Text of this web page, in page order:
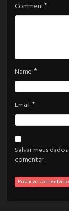
Comment*
Name *
Email *
Salvar meus
comentar.